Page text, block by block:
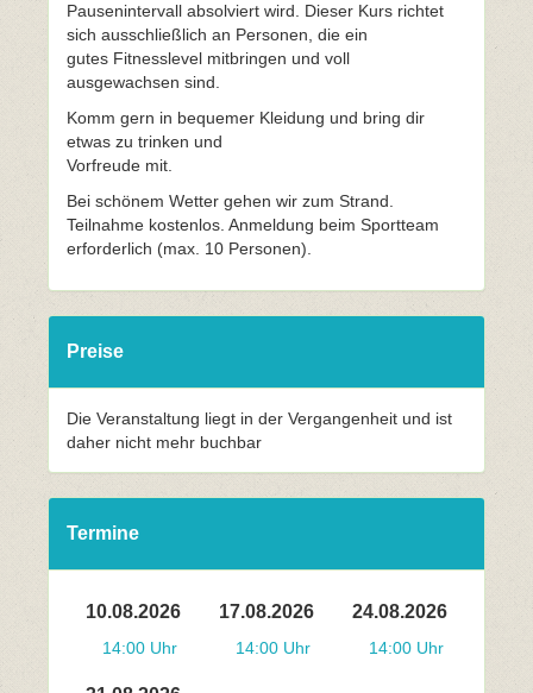
Pausenintervall absolviert wird. Dieser Kurs richtet
sich ausschließlich an Personen, die ein
gutes Fitnesslevel mitbringen und voll
ausgewachsen sind.
Komm gern in bequemer Kleidung und bring dir
etwas zu trinken und
Vorfreude mit.
Bei schönem Wetter gehen wir zum Strand.
Teilnahme kostenlos. Anmeldung beim Sportteam
erforderlich (max. 10 Personen).
Preise
Die Veranstaltung liegt in der Vergangenheit und ist
daher nicht mehr buchbar
Termine
10.08.2026
14:00 Uhr
17.08.2026
14:00 Uhr
24.08.2026
14:00 Uhr